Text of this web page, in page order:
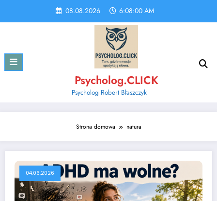
content
08.08.2026 6:08:00 AM
Psycholog.CLICK
Psycholog Robert Błaszczyk
Strona domowa natura
04.06.2026